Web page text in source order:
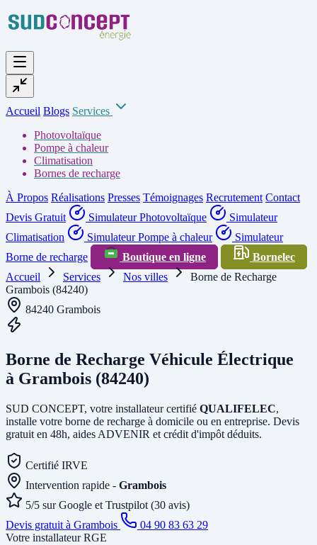
Accueil Blogs Services
Photovoltaïque
Pompe à chaleur
Climatisation
Bornes de recharge
À Propos Réalisations Presses Témoignages Recrutement Contact
Devis Gratuit
Simulateur Photovoltaïque
Simulateur
Climatisation
Simulateur Pompe à chaleur
Simulateur
Borne de recharge
Boutique en ligne
Bornelec
Accueil
Services Nos villes
Borne de Recharge
Grambois (84240)
84240 Grambois
Borne de Recharge Véhicule Électrique
à Grambois (84240)
SUD CONCEPT, votre installateur certifié QUALIFELEC,
installe votre borne de recharge à domicile ou en entreprise. Devis
gratuit en 48h, aides ADVENIR et crédit d'impôt déduits.
Certifié IRVE
Intervention rapide - Grambois
5/5 sur Google et Trustpilot (30 avis)
Devis gratuit à Grambois
04 90 83 63 29
Votre installateur RGE